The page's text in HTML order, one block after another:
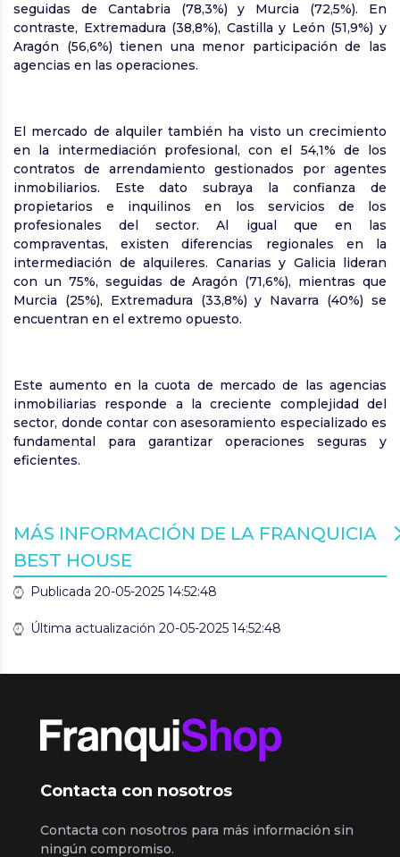
seguidas de Cantabria (78,3%) y Murcia (72,5%). En
contraste, Extremadura (38,8%), Castilla y León (51,9%) y
Aragón (56,6%) tienen una menor participación de las
agencias en las operaciones.
El mercado de alquiler también ha visto un crecimiento
en la intermediación profesional, con el 54,1% de los
contratos de arrendamiento gestionados por agentes
inmobiliarios. Este dato subraya la confianza de
propietarios e inquilinos en los servicios de los
profesionales del sector. Al igual que en las
compraventas, existen diferencias regionales en la
intermediación de alquileres. Canarias y Galicia lideran
con un 75%, seguidas de Aragón (71,6%), mientras que
Murcia (25%), Extremadura (33,8%) y Navarra (40%) se
encuentran en el extremo opuesto.
Este aumento en la cuota de mercado de las agencias
inmobiliarias responde a la creciente complejidad del
sector, donde contar con asesoramiento especializado es
fundamental para garantizar operaciones seguras y
eficientes.
MÁS INFORMACIÓN DE LA FRANQUICIA
BEST HOUSE
Publicada 20-05-2025 14:52:48
Última actualización 20-05-2025 14:52:48
Contacta con nosotros
Contacta con nosotros para más información sin
ningún compromiso.